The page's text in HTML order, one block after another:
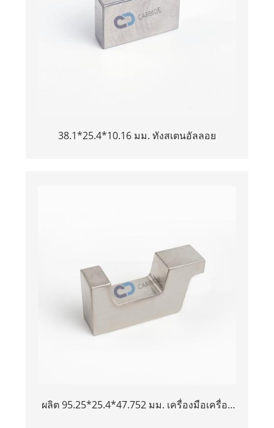
38.1*25.4*10.16 มม. ทังสเตนอัลลอย
ผลิต 95.25*25.4*47.752 มม. เครื่องมือเครื่อง